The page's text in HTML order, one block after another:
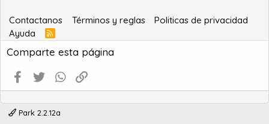
Contactanos Términos y reglas
Politicas de privacidad
Ayuda
R
S
S
Comparte esta página
Facebook
Twitter WhatsApp
Park 2.2.12a